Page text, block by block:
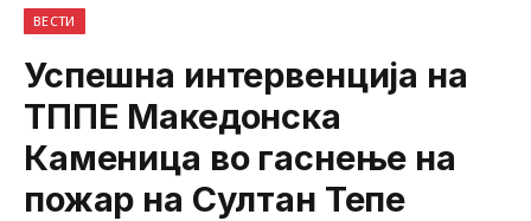
ВЕСТИ
Успешна интервенција на
ТППЕ Македонска
Каменица во гаснење на
пожар на Султан Тепе